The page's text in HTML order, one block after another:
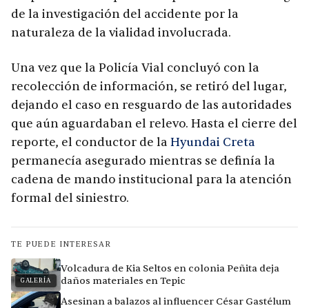
de la investigación del accidente por la
naturaleza de la vialidad involucrada.
Una vez que la Policía Vial concluyó con la
recolección de información, se retiró del lugar,
dejando el caso en resguardo de las autoridades
que aún aguardaban el relevo. Hasta el cierre del
reporte, el conductor de la Hyundai Creta
permanecía asegurado mientras se definía la
cadena de mando institucional para la atención
formal del siniestro.
TE PUEDE INTERESAR
GALERÍA
Volcadura de Kia Seltos en colonia Peñita deja
daños materiales en Tepic
Asesinan a balazos al influencer César Gastélum